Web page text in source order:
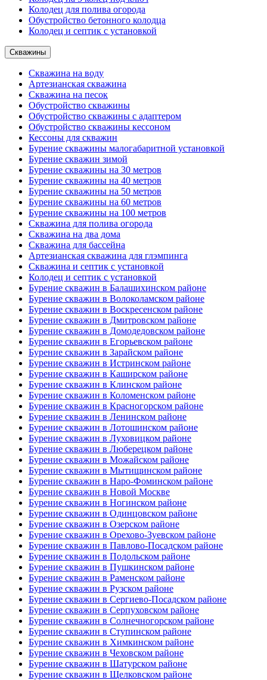
Колодец для полива огорода
Обустройство бетонного колодца
Колодец и септик с установкой
Скважины
Скважина на воду
Артезианская скважина
Скважина на песок
Обустройство скважины
Обустройство скважины с адаптером
Обустройство скважины кессоном
Кессоны для скважин
Бурение скважины малогабаритной установкой
Бурение скважин зимой
Бурение скважины на 30 метров
Бурение скважины на 40 метров
Бурение скважины на 50 метров
Бурение скважины на 60 метров
Бурение скважины на 100 метров
Скважина для полива огорода
Скважина на два дома
Скважина для бассейна
Артезианская скважина для глэмпинга
Скважина и септик с установкой
Колодец и септик с установкой
Бурение скважин в Балашихинском районе
Бурение скважин в Волоколамском районе
Бурение скважин в Воскресенском районе
Бурение скважин в Дмитровском районе
Бурение скважин в Домодедовском районе
Бурение скважин в Егорьевском районе
Бурение скважин в Зарайском районе
Бурение скважин в Истринском районе
Бурение скважин в Каширском районе
Бурение скважин в Клинском районе
Бурение скважин в Коломенском районе
Бурение скважин в Красногорском районе
Бурение скважин в Ленинском районе
Бурение скважин в Лотошинском районе
Бурение скважин в Луховицком районе
Бурение скважин в Люберецком районе
Бурение скважин в Можайском районе
Бурение скважин в Мытищинском районе
Бурение скважин в Наро-Фоминском районе
Бурение скважин в Новой Москве
Бурение скважин в Ногинском районе
Бурение скважин в Одинцовском районе
Бурение скважин в Озерском районе
Бурение скважин в Орехово-Зуевском районе
Бурение скважин в Павлово-Посадском районе
Бурение скважин в Подольском районе
Бурение скважин в Пушкинском районе
Бурение скважин в Раменском районе
Бурение скважин в Рузском районе
Бурение скважин в Сергиево-Посадском районе
Бурение скважин в Серпуховском районе
Бурение скважин в Солнечногорском районе
Бурение скважин в Ступинском районе
Бурение скважин в Химкинском районе
Бурение скважин в Чеховском районе
Бурение скважин в Шатурском районе
Бурение скважин в Щелковском районе